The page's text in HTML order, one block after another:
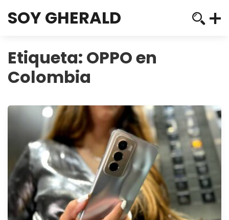
SOY GHERALD
Etiqueta: OPPO en
Colombia